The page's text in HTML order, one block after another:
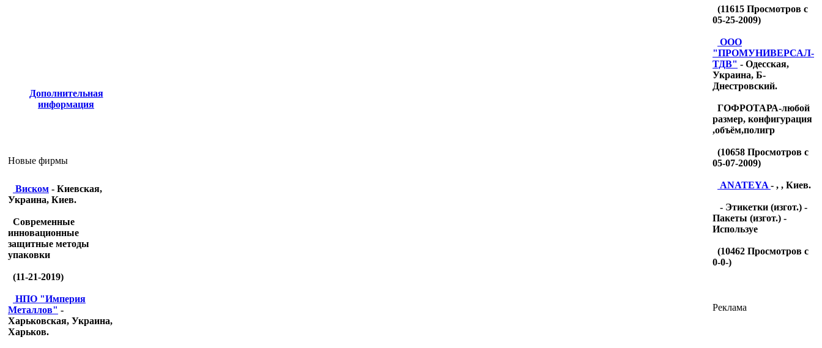
Дополнительная
информация
Новые фирмы
Виском - Киевская,
Украина, Киев.
Современные
инновационные
защитные методы
упаковки
(11-21-2019)
НПО "Империя
Металлов" -
Харьковская, Украина,
Харьков.
(11615 Просмотров с
05-25-2009)
OOO
"ПРОМУНИВЕРСАЛ-
ТДB" - Одесская,
Украина, Б-
Днестровский.
ГОФРОТАРА-любой
размер, конфигурация
,объём,полигр
(10658 Просмотров с
05-07-2009)
ANATEYA - , , Киев.
- Этикетки (изгот.) -
Пакеты (изгот.) -
Используе
(10462 Просмотров с
0-0-)
Реклама